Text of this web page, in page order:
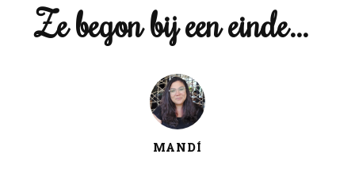
Ze begon bij een einde…
MANDÍ